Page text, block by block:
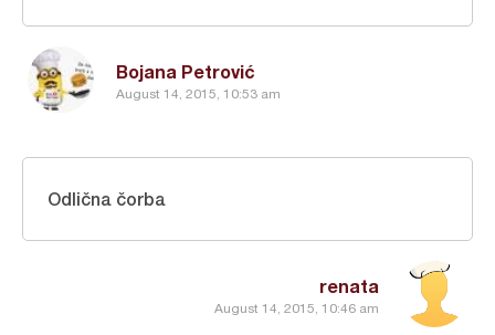
Bojana Petrović
August 14, 2015, 10:53 am
renata
August 14, 2015, 10:46 am
Odlična čorba